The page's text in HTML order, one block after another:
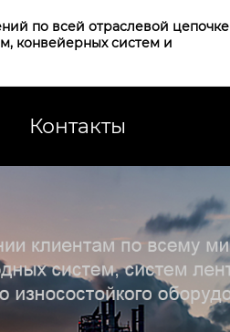
по всей отраслевой цепочке
конвейерных систем и
Контакты